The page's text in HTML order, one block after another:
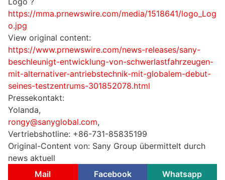
https://mma.prnewswire.com/media/1518641/logo_Log
o.jpg
View original content:
https://www.prnewswire.com/news-releases/sany-
beschleunigt-entwicklung-von-schwerlastfahrzeugen-
mit-alternativer-antriebstechnik-mit-globalem-debut-
seines-testzentrums-301852078.html
Pressekontakt:
Yolanda,
rongy@sanyglobal.com,
Vertriebshotline: +86-731-85835199
Original-Content von: Sany Group übermittelt durch
news aktuell
Mail
Facebook Whatsapp